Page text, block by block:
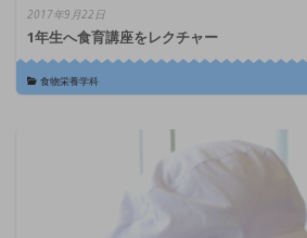
2017年9月22日
1年生へ食育講座をレクチャー
食物栄養学科